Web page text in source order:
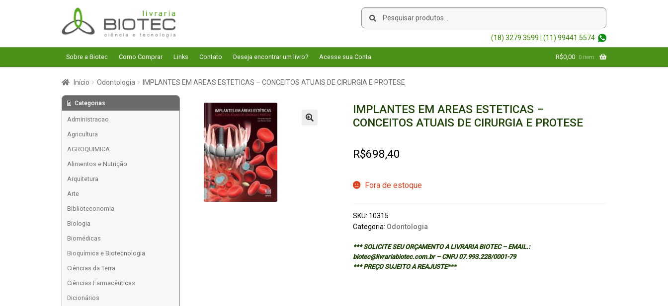
Pular
para
navegação
Pular
para
o
conteúdo
Pesquisar
Pesquisar
(18) 3279.3599 | (11) 99441.5574
Sobre a Biotec Como Comprar Links Contato Deseja encontrar um livro? Acesse sua Conta R$0,00 0 item
Início Odontologia IMPLANTES EM AREAS ESTETICAS – CONCEITOS ATUAIS DE CIRURGIA E PROTESE
IMPLANTES EM AREAS ESTETICAS –
CONCEITOS ATUAIS DE CIRURGIA E PROTESE
R$698,40
Fora de estoque
SKU: 10315
Categoria: Odontologia
*** SOLICITE SEU ORÇAMENTO A LIVRARIA BIOTEC – EMAIL.:
biotec@livrariabiotec.com.br – CNPJ 07.993.228/0001-79
*** PREÇO SUJEITO A REAJUSTE***
Categorias
Administracao
Agricultura
AGROQUIMICA
Alimentos e Nutrição
Arquitetura
Arte
Biblioteconomia
Biologia
Biomédicas
Bioquímica e Biotecnologia
Ciências da Terra
Ciências Farmacêuticas
Dicionários